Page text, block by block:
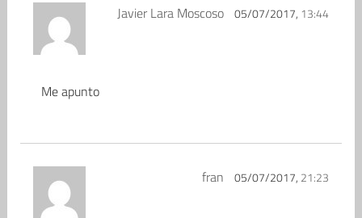
Javier Lara Moscoso 05/07/2017, 13:44
Me apunto
fran 05/07/2017, 21:23